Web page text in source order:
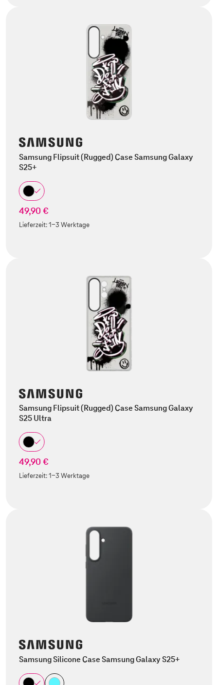
Samsung Flipsuit (Rugged) Case Samsung Galaxy
S25+
49,90 €
Lieferzeit:1-3 Werktage
Samsung Flipsuit (Rugged) Case Samsung Galaxy
S25 Ultra
49,90 €
Lieferzeit:1-3 Werktage
Samsung Silicone Case Samsung Galaxy S25+